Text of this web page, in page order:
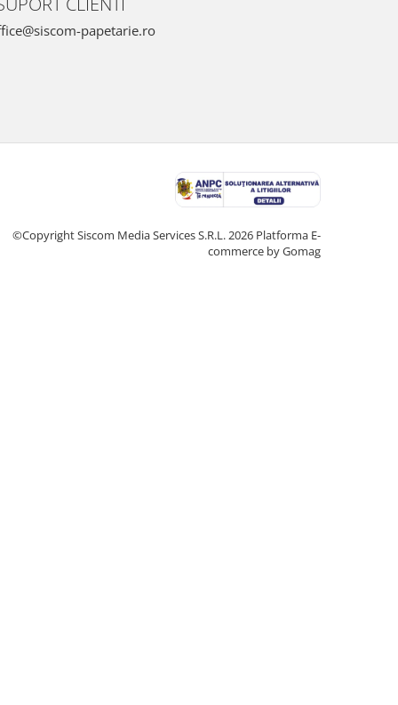
papetarie.ro
©Copyright Siscom Media Services S.R.L. 2026 Platforma E-
commerce by Gomag